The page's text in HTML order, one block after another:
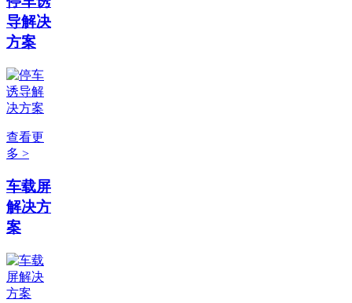
导解决
方案
查看更
多 >
车载屏
解决方
案